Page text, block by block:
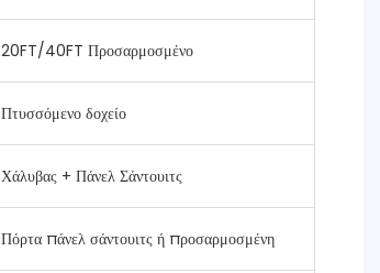
20FT/40FT Προσαρμοσμένο
Πτυσσόμενο δοχείο
Χάλυβας + Πάνελ Σάντουιτς
Πόρτα πάνελ σάντουιτς ή προσαρμοσμένη